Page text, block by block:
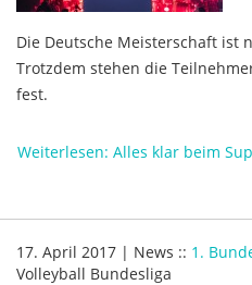
Die Deutsche Meisterschaft ist
Trotzdem stehen die
fest.
Weiterlesen: Alles klar beim
17. April 2017 | News :: 1.
Volleyball Bundesliga